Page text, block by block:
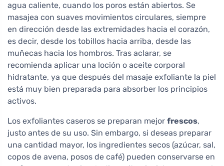
agua caliente, cuando los poros están abiertos. Se
masajea con suaves movimientos circulares, siempre
en dirección desde las extremidades hacia el corazón,
es decir, desde los tobillos hacia arriba, desde las
muñecas hacia los hombros. Tras aclarar, se
recomienda aplicar una loción o aceite corporal
hidratante, ya que después del masaje exfoliante la piel
está muy bien preparada para absorber los principios
activos.
Los exfoliantes caseros se preparan mejor frescos,
justo antes de su uso. Sin embargo, si deseas preparar
una cantidad mayor, los ingredientes secos (azúcar, sal,
copos de avena, posos de café) pueden conservarse en